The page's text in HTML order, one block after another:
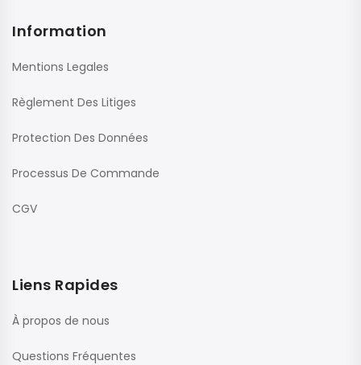
Information
Mentions Legales
Règlement Des Litiges
Protection Des Données
Processus De Commande
CGV
Liens Rapides
À propos de nous
Questions Fréquentes